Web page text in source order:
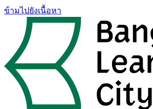
ข้ามไปยังเนื้อหา